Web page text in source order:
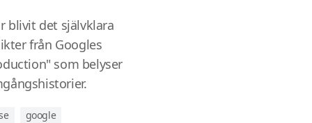
blivit det självklara
från Googles
som belyser
google